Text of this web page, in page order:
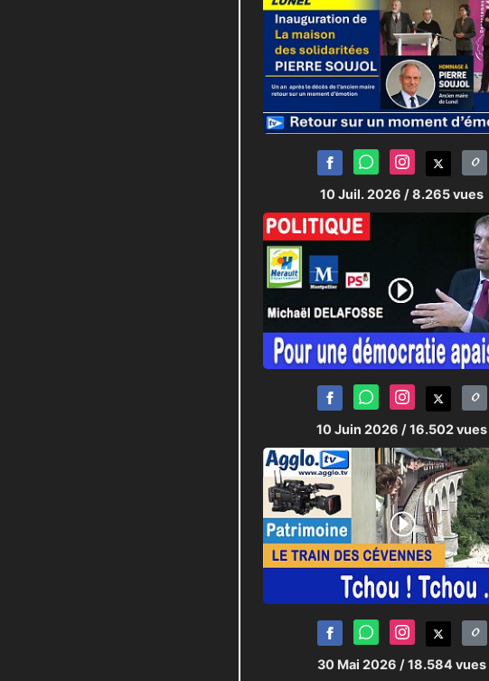
10 Juil. 2026 / 8.265 vues
10 Juin 2026 / 16.502 vues
30 Mai 2026 / 18.584 vues